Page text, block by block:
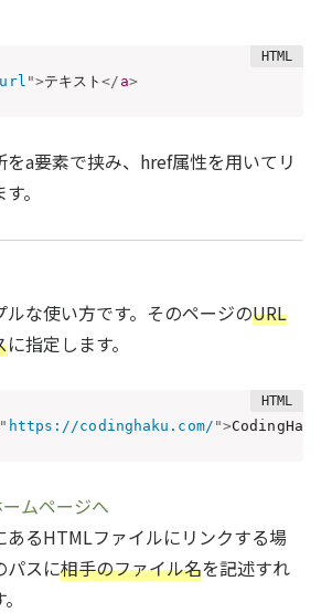
url ">テキスト</ a>
をa要素で挟み、href属性を用いてリ
。
ルな使い方です。そのページのURL
に指定します。
" https://codinghaku.com/ ">CodingHaku
ムページへ
あるHTMLファイルにリンクする場
パスに相手のファイル名を記述すれ